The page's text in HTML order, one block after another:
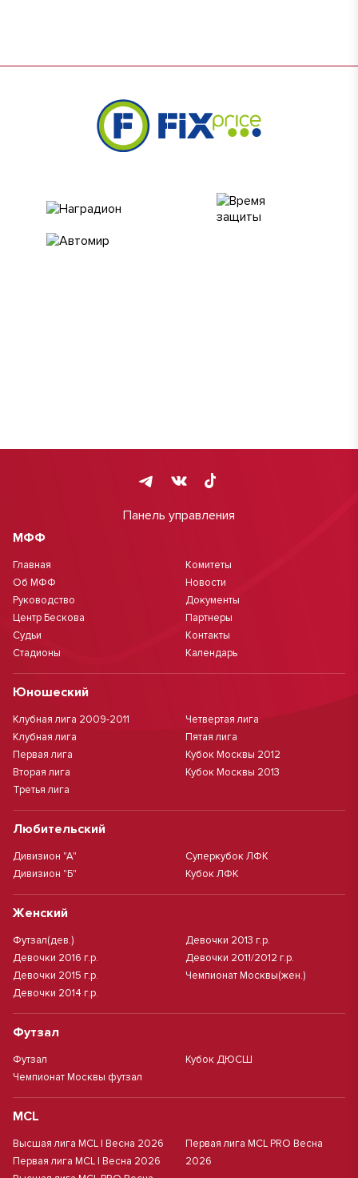
Панель управления
МФФ
Главная
Об МФФ
Руководство
Центр Бескова
Судьи
Стадионы
Комитеты
Новости
Документы
Партнеры
Контакты
Календарь
Юношеский
Клубная лига 2009-2011
Клубная лига
Первая лига
Вторая лига
Третья лига
Четвертая лига
Пятая лига
Кубок Москвы 2012
Кубок Москвы 2013
Любительский
Дивизион "А"
Дивизион "Б"
Суперкубок ЛФК
Кубок ЛФК
Женский
Футзал(дев.)
Девочки 2016 г.р.
Девочки 2015 г.р.
Девочки 2014 г.р.
Девочки 2013 г.р.
Девочки 2011/2012 г.р.
Чемпионат Москвы(жен.)
Футзал
Футзал
Чемпионат Москвы футзал
Кубок ДЮСШ
MCL
Высшая лига MCL | Весна 2026
Первая лига MCL | Весна 2026
Первая лига MCL PRO Весна
2026